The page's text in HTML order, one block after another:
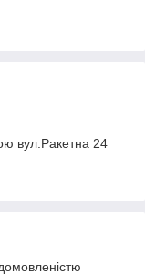
вул.Ракетна 24